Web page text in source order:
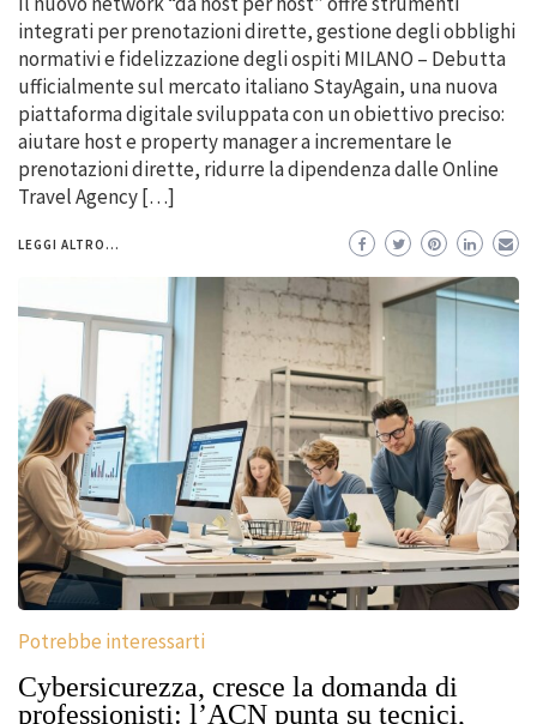
integrati per prenotazioni dirette, gestione degli obblighi
normativi e fidelizzazione degli ospiti MILANO – Debutta
ufficialmente sul mercato italiano StayAgain, una nuova
piattaforma digitale sviluppata con un obiettivo preciso:
aiutare host e property manager a incrementare le
prenotazioni dirette, ridurre la dipendenza dalle Online
Travel Agency […]
LEGGI ALTRO...
Potrebbe interessarti
Cybersicurezza, cresce la domanda di
professionisti: l’ACN punta su tecnici,